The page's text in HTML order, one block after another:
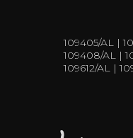
109405/AL |
109408/AL |
109612/AL |